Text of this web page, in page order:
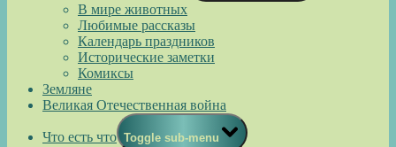
В мире животных
Любимые рассказы
Календарь праздников
Исторические заметки
Комиксы
Земляне
Великая Отечественная война
Что есть что Toggle sub-menu